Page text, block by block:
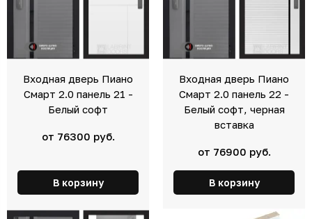
Входная дверь Пиано
Смарт 2.0 панель 21 -
Белый софт
от 76300 руб.
В корзину
Входная дверь Пиано
Смарт 2.0 панель 22 -
Белый софт, черная
вставка
от 76900 руб.
В корзину